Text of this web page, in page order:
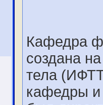
Кафедра
создана
тела
кафедры и